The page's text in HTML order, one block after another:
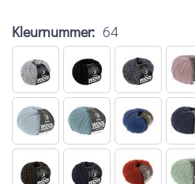
Kleurnummer: 64